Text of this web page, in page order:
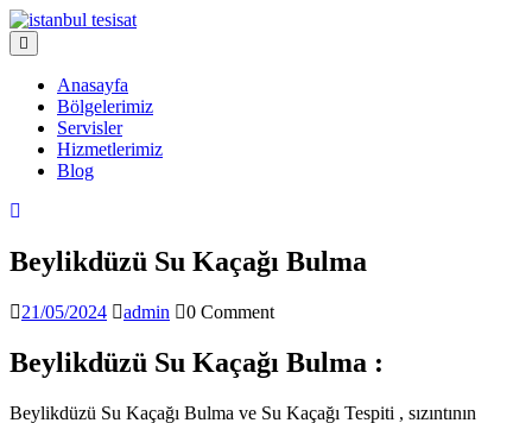
Skip
to
content
Menu
Anasayfa
Bölgelerimiz
Servisler
Hizmetlerimiz
Blog
Beylikdüzü Su Kaçağı Bulma
21/05/202421/05/2024
admin admin
0 Comment
Beylikdüzü Su Kaçağı Bulma :
Beylikdüzü Su Kaçağı Bulma ve Su Kaçağı Tespiti , sızıntının